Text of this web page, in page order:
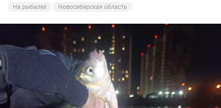
На рыбалке Новосибирская область